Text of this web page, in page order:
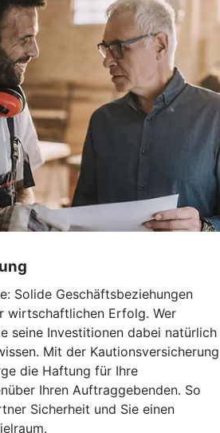
Solide Geschäftsbeziehungen
wirtschaftlichen Erfolg. Wer
seine Investitionen dabei natürlich
Mit der Kautionsversicherung
die Haftung für Ihre
Ihren Auftraggebenden. So
Sicherheit und Sie einen